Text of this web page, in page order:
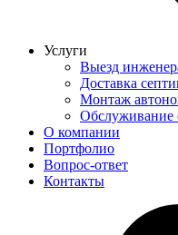
Услуги
Выезд
Доставка
Монтаж
Обслуживание
О компании
Портфолио
Вопрос-ответ
Контакты